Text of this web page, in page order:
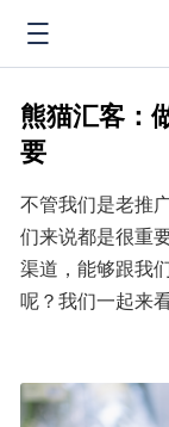
熊猫汇客：
要
不管我们是老推
们来说都是很重
渠道，能够跟我
呢？我们一起来